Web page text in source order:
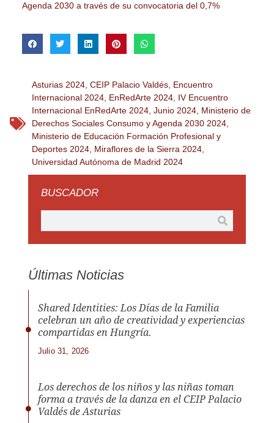
Agenda 2030 a través de su convocatoria del 0,7%
Asturias 2024, CEIP Palacio Valdés, Encuentro
Internacional 2024, EnRedArte 2024, IV Encuentro
Internacional EnRedArte 2024, Junio 2024, Ministerio de
Derechos Sociales Consumo y Agenda 2030 2024,
Ministerio de Educación Formación Profesional y
Deportes 2024, Miraflores de la Sierra 2024,
Universidad Autónoma de Madrid 2024
BUSCADOR
Últimas Noticias
Shared Identities: Los Días de la Familia
celebran un año de creatividad y experiencias
compartidas en Hungría.
Julio 31, 2026
Los derechos de los niños y las niñas toman
forma a través de la danza en el CEIP Palacio
Valdés de Asturias